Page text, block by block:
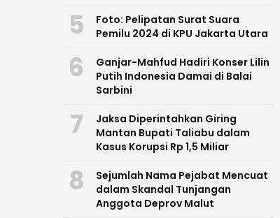
5
Foto: Pelipatan Surat Suara
Pemilu 2024 di KPU Jakarta Utara
6
Ganjar-Mahfud Hadiri Konser Lilin
Putih Indonesia Damai di Balai
Sarbini
7
Jaksa Diperintahkan Giring
Mantan Bupati Taliabu dalam
Kasus Korupsi Rp 1,5 Miliar
8
Sejumlah Nama Pejabat Mencuat
dalam Skandal Tunjangan
Anggota Deprov Malut